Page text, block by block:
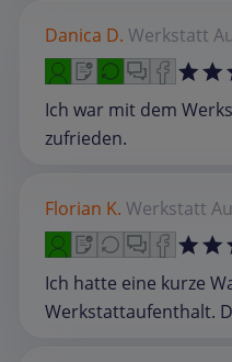
Danica D. Werkstatt
Ich war mit dem
zufrieden.
Florian K. Werkstatt
Ich hatte eine kurze
Werkstattaufenthalt.